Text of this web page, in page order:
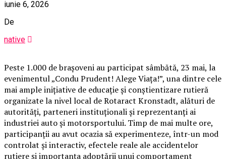
iunie 6, 2026
De
native
Peste 1.000 de brașoveni au participat sâmbătă, 23 mai, la
evenimentul „Condu Prudent! Alege Viața!”, una dintre cele
mai ample inițiative de educație și conștientizare rutieră
organizate la nivel local de Rotaract Kronstadt, alături de
autorități, parteneri instituționali și reprezentanți ai
industriei auto și motorsportului. Timp de mai multe ore,
participanții au avut ocazia să experimenteze, într-un mod
controlat și interactiv, efectele reale ale accidentelor
rutiere și importanța adoptării unui comportament